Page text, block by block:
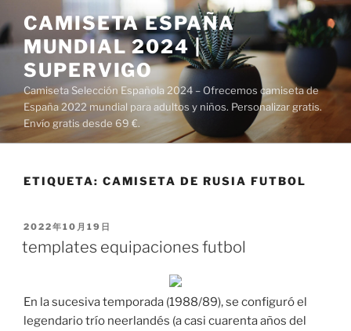
al
contenido
CAMISETA ESPAÑA
MUNDIAL 2024 |
SUPERVIGO
Camiseta Selección Española 2024 – Ofrecemos camiseta de
España 2022 mundial para adultos y niños. Personalizar gratis.
Envío gratis desde 69 €.
ETIQUETA: CAMISETA DE RUSIA FUTBOL
PUBLICADO
EL
2022年10月19日
templates equipaciones futbol
En la sucesiva temporada (1988/89), se configuró el
legendario trío neerlandés (a casi cuarenta años del